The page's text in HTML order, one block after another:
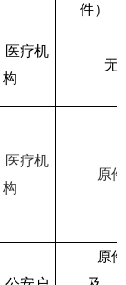
件）
医疗机
构
无
医疗机
构
原件
原件